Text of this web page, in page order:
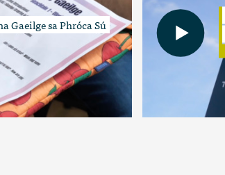
Gaeilge sa Phróca Sú